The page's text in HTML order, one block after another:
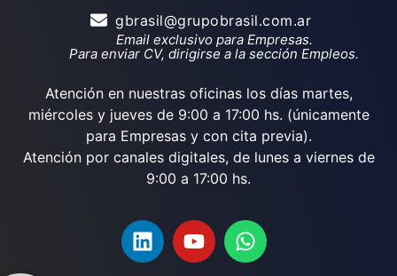
gbrasil@grupobrasil.com.ar
Email exclusivo para Empresas.
Para enviar CV, dirigirse a la sección Empleos.
Atención en nuestras oficinas los días martes,
miércoles y jueves de 9:00 a 17:00 hs. (únicamente
para Empresas y con cita previa).
Atención por canales digitales, de lunes a viernes de
9:00 a 17:00 hs.